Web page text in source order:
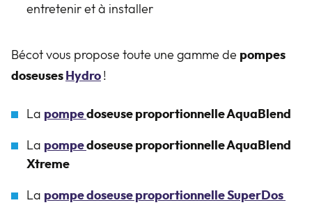
entretenir et à installer
Bécot vous propose toute une gamme de pompes
doseuses Hydro !
La pompedoseuse proportionnelle AquaBlend
La pompedoseuse proportionnelle AquaBlend
Xtreme
La pompe doseuse proportionnelle SuperDos